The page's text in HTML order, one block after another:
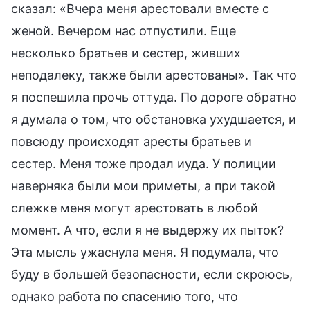
сказал: «Вчера меня арестовали вместе с
женой. Вечером нас отпустили. Еще
несколько братьев и сестер, живших
неподалеку, также были арестованы». Так что
я поспешила прочь оттуда. По дороге обратно
я думала о том, что обстановка ухудшается, и
повсюду происходят аресты братьев и
сестер. Меня тоже продал иуда. У полиции
наверняка были мои приметы, а при такой
слежке меня могут арестовать в любой
момент. А что, если я не выдержу их пыток?
Эта мысль ужаснула меня. Я подумала, что
буду в большей безопасности, если скроюсь,
однако работа по спасению того, что